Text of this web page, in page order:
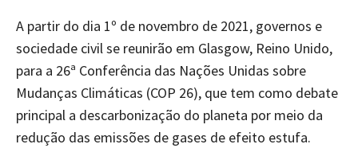
A partir do dia 1º de novembro de 2021, governos e
sociedade civil se reunirão em Glasgow, Reino Unido,
para a 26ª Conferência das Nações Unidas sobre
Mudanças Climáticas (COP 26), que tem como debate
principal a descarbonização do planeta por meio da
redução das emissões de gases de efeito estufa.